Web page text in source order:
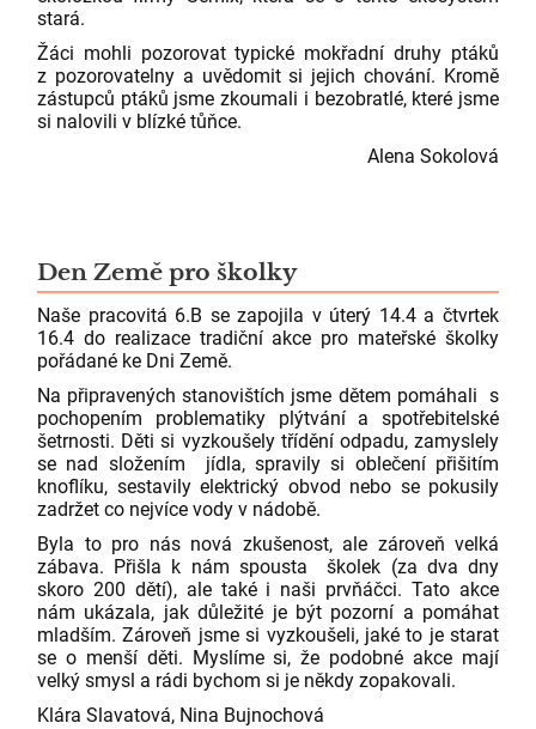
stará.
Žáci mohli pozorovat typické mokřadní druhy ptáků
z pozorovatelny a uvědomit si jejich chování. Kromě
zástupců ptáků jsme zkoumali i bezobratlé, které jsme
si nalovili v blízké tůňce.
Alena Sokolová
Den Země pro školky
Naše pracovitá 6.B se zapojila v úterý 14.4 a čtvrtek
16.4 do realizace tradiční akce pro mateřské školky
pořádané ke Dni Země.
Na připravených stanovištích jsme dětem pomáhali s
pochopením problematiky plýtvání a spotřebitelské
šetrnosti. Děti si vyzkoušely třídění odpadu, zamyslely
se nad složením jídla, spravily si oblečení přišitím
knoflíku, sestavily elektrický obvod nebo se pokusily
zadržet co nejvíce vody v nádobě.
Byla to pro nás nová zkušenost, ale zároveň velká
zábava. Přišla k nám spousta školek (za dva dny
skoro 200 dětí), ale také i naši prvňáčci. Tato akce
nám ukázala, jak důležité je být pozorní a pomáhat
mladším. Zároveň jsme si vyzkoušeli, jaké to je starat
se o menší děti. Myslíme si, že podobné akce mají
velký smysl a rádi bychom si je někdy zopakovali.
Klára Slavatová, Nina Bujnochová